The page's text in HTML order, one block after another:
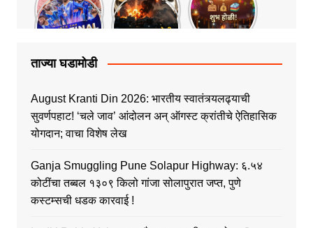
ताज्या घडामोडी
August Kranti Din 2026: भारतीय स्वातंत्र्यलढ्याची
सुवर्णपहाट! ‘चले जाव’ आंदोलन अन् ऑगस्ट क्रांतीचे ऐतिहासिक
योगदान; वाचा विशेष लेख
Ganja Smuggling Pune Solapur Highway: ६.५४
कोटींचा तब्बल १३०९ किलो गांजा सोलापुरात जप्त, पुणे
कस्टम्सची धडक कारवाई !